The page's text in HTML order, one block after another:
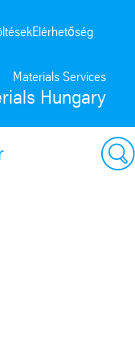
Materials Services
Hungary
Elérhetőség